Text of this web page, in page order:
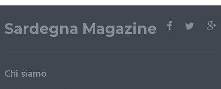
Sardegna Magazine
Chi siamo